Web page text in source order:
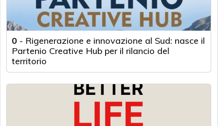
0 - Rigenerazione e innovazione al Sud: nasce il
Partenio Creative Hub per il rilancio del
territorio